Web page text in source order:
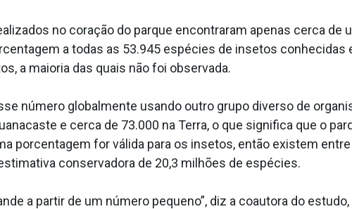
no coração do parque encontraram apenas cerca de
a todas as 53.945 espécies de insetos conhecidas
a maioria das quais não foi observada.
número globalmente usando outro grupo diverso de
e cerca de 73.000 na Terra, o que significa que o
porcentagem for válida para os insetos, então existem
conservadora de 20,3 milhões de espécies.
a partir de um número pequeno”, diz a coautora do